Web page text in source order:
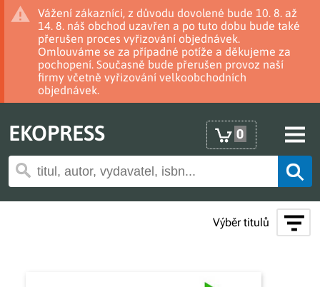
Vážení zákazníci, z důvodu dovolené bude 10. 8. až
14. 8. náš obchod uzavřen a po tuto dobu bude také
přerušen proces vyřizování objednávek.
Omlouváme se za případné potíže a děkujeme za
pochopení. Současně bude přerušen provoz naší
firmy včetně vyřizování velkoobchodních
objednávek.
EKOPRESS 0
Výběr titulů